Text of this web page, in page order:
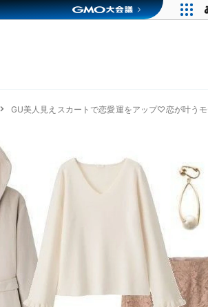
GU美人見えスカートで恋愛運をアップ♡恋が叶う